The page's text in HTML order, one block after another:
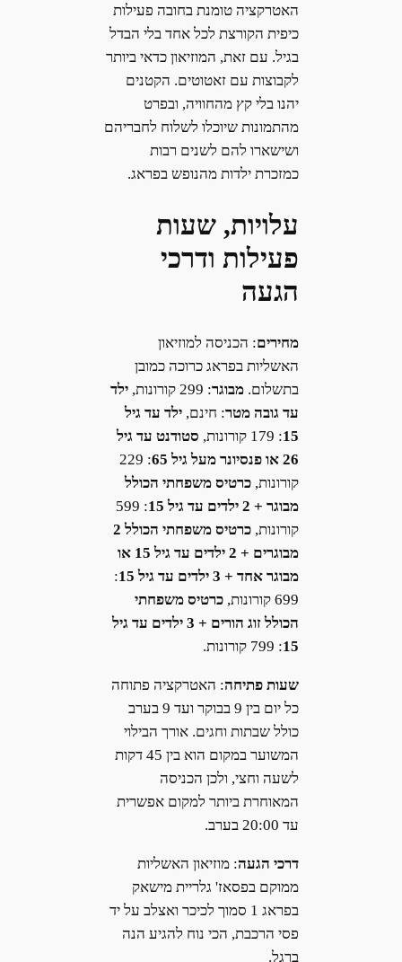
האטרקציה טומנת בחובה פעילות
כיפית הקורצת לכל אחד בלי הבדל
בגיל. עם זאת, המוזיאון כדאי ביותר
לקבוצות עם זאטוטים. הקטנים
יהנו בלי קץ מהחוויה, ובפרט
מהתמונות שיוכלו לשלוח לחבריהם
ושישארו להם לשנים רבות
כמזכרת ילדות מהנופש בפראג.
עלויות, שעות
פעילות ודרכי
הגעה
מחירים: הכניסה למוזיאון
האשליות בפראג כרוכה כמובן
בתשלום.מבוגר: 299 קורונות,
ילד
עד גובה מטר: חינם,ילד עד גיל
15: 179 קורונות,
סטודנט עד גיל
26 או פנסיונר מעל גיל 65
: 229
קורונות,כרטיס משפחתי הכולל
מבוגר + 2 ילדים עד גיל 15
: 599
קורונות,
כרטיס משפחתי הכולל 2
מבוגרים + 2 ילדים עד גיל 15 או
מבוגר אחד + 3 ילדים עד גיל 15
:
699 קורונות,
כרטיס משפחתי
הכולל זוג הורים + 3 ילדים עד גיל
15: 799 קורונות.
שעות פתיחה: האטרקציה פתוחה
כל יום בין 9 בבוקר ועד 9 בערב
כולל שבתות וחגים. אורך הבילוי
המשוער במקום הוא בין 45 דקות
לשעה וחצי, ולכן הכניסה
המאוחרת ביותר למקום אפשרית
עד 20:00 בערב.
דרכי הגעה: מוזיאון האשליות
ממוקם בפסאז' גלריית מישאק
בפראג 1 סמוך לכיכר ואצלב על יד
פסי הרכבת, הכי נוח להגיע הנה
ברגל.